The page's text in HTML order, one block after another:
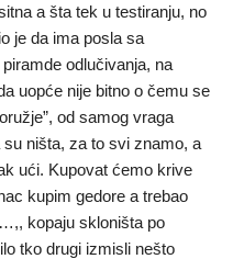
a šta tek u testiranju, no
je da ima posla sa
odlučivanja, na
uopće nije bitno o čemu se
od samog vraga
ništa, za to svi znamo, a
ući. Kupovat ćemo krive
kupim gedore a trebao
kopaju skloništa po
tko drugi izmisli nešto